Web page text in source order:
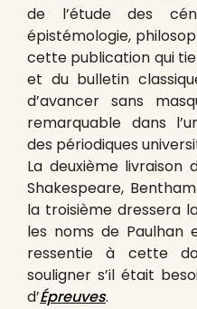
de l’étude des
épistémologie,
cette publication qui
et du bulletin
d’avancer sans
remarquable dans
des périodiques
La deuxième
Shakespeare,
la troisième dressera
les noms de Paulhan
ressentie à cette
souligner s’il était
d’Épreuves.